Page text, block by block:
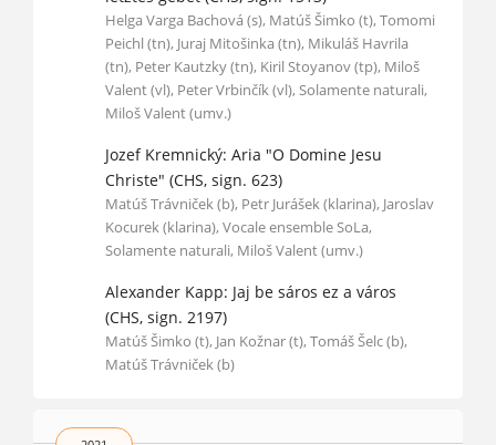
Helga Varga Bachová (s), Matúš Šimko (t), Tomomi
Peichl (tn), Juraj Mitošinka (tn), Mikuláš Havrila
(tn), Peter Kautzky (tn), Kiril Stoyanov (tp), Miloš
Valent (vl), Peter Vrbinčík (vl), Solamente naturali,
Miloš Valent (umv.)
Jozef Kremnický: Aria "O Domine Jesu
Christe" (CHS, sign. 623)
Matúš Trávniček (b), Petr Jurášek (klarina), Jaroslav
Kocurek (klarina), Vocale ensemble SoLa,
Solamente naturali, Miloš Valent (umv.)
Alexander Kapp: Jaj be sáros ez a város
(CHS, sign. 2197)
Matúš Šimko (t), Jan Kožnar (t), Tomáš Šelc (b),
Matúš Trávniček (b)